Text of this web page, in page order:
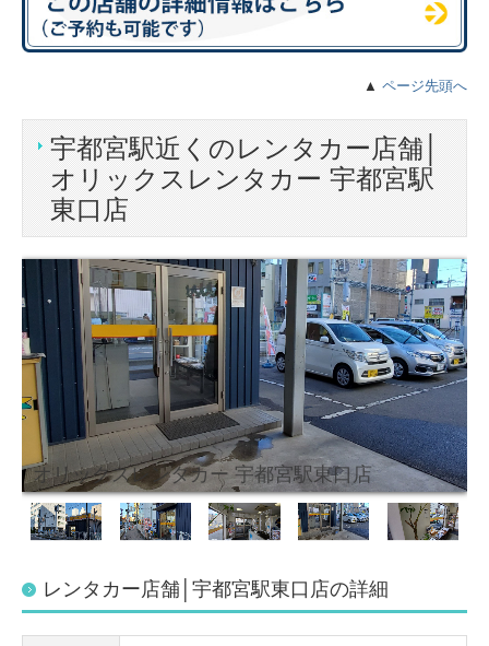
▲ ページ先頭へ
宇都宮駅近くのレンタカー店舗│
オリックスレンタカー 宇都宮駅
東口店
オリックスレンタカー 宇都宮駅東口店
レンタカー店舗│宇都宮駅東口店の詳細